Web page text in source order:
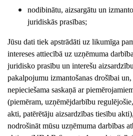
nodibinātu, aizsargātu un
juridiskās prasības;
Jūsu dati tiek apstrādāti uz likumīga
intereses attiecībā uz uzņēmuma
juridisko prasību un interešu
pakalpojumu izmantošanas drošībai un,
nepieciešama saskaņā ar
(piemēram, uzņēmējdarbību
akti, patērētāju aizsardzības tiesību
nodrošināt mūsu uzņēmuma darbības